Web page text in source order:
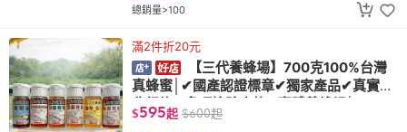
總銷量>100
滿2件折20元
【三代養蜂場】700克100%台灣
真蜂蜜│✔國產認證標章✔獨家產品✔真實採
收紀錄✔多項檢驗合格✔實體養蜂場│
$595起 $600起